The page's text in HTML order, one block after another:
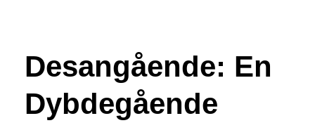
Desangående: En
Dybdegående